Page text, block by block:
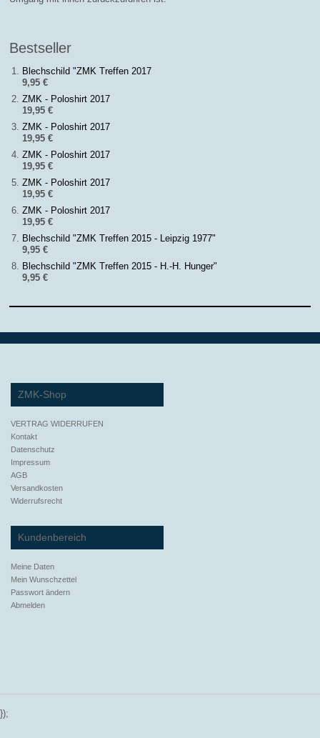
Bestseller
Blechschild "ZMK Treffen 2017
9,95 €
ZMK - Poloshirt 2017
19,95 €
ZMK - Poloshirt 2017
19,95 €
ZMK - Poloshirt 2017
19,95 €
ZMK - Poloshirt 2017
19,95 €
ZMK - Poloshirt 2017
19,95 €
Blechschild "ZMK Treffen 2015 - Leipzig 1977"
9,95 €
Blechschild "ZMK Treffen 2015 - H.-H. Hunger"
9,95 €
ZMK-Shop
VERTRAG WIDERRUFEN
Kontakt
Datenschutz
Impressum
AGB
Versandkosten
Widerrufsrecht
Kundenbereich
Meine Daten
Mein Wunschzettel
Passwort ändern
Abmelden
});